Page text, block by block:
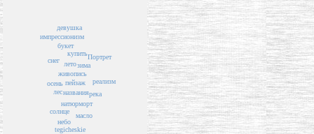
пейзаж
названия
живопись
лето
натюрморт
купить
солнце
лес
зима
осень
букет
масло
река
снег
tegicheskie
реализм
небо
импрессионизм
Портрет
девушка